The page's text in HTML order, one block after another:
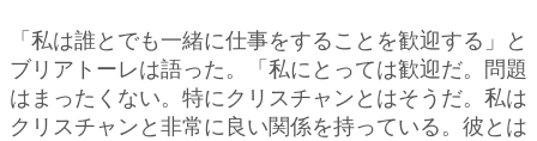
「私は誰とでも一緒に仕事をすることを歓迎する」と
ブリアトーレは語った。「私にとっては歓迎だ。問題
はまったくない。特にクリスチャンとはそうだ。私は
クリスチャンと非常に良い関係を持っている。彼とは